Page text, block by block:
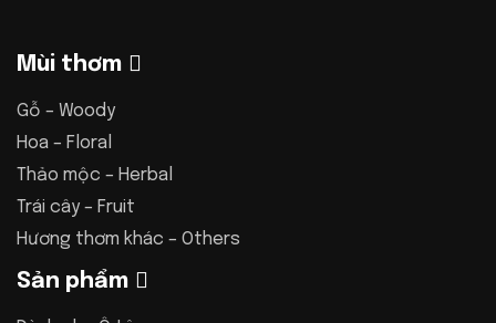
Mùi thơm
Gỗ – Woody
Hoa – Floral
Thảo mộc – Herbal
Trái cây – Fruit
Hương thơm khác – Others
Sản phẩm